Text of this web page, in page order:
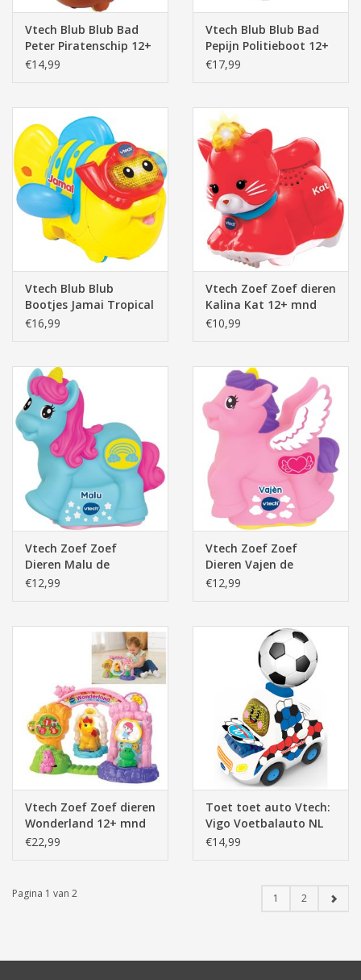
Vtech Blub Blub Bad
Peter Piratenschip 12+
mnd
€14,99
Vtech Blub Blub Bad
Pepijn Politieboot 12+
mnd (80-
€17,99
Vtech Blub Blub
Bootjes Jamai Tropical
12+ mnd (80
€16,99
Vtech Zoef Zoef dieren
Kalina Kat 12+ mnd
(80-188523)
€10,99
Vtech Zoef Zoef
Dieren Malu de
Magische Eenhoorn
€12,99
Vtech Zoef Zoef
Dieren Vajen de
Vliegende Eenhoorn
€12,99
Vtech Zoef Zoef dieren
Wonderland 12+ mnd
(80-515023)
€22,99
Toet toet auto Vtech:
Vigo Voetbalauto NL
12+ mnd
€14,99
Pagina 1 van 2 1 2